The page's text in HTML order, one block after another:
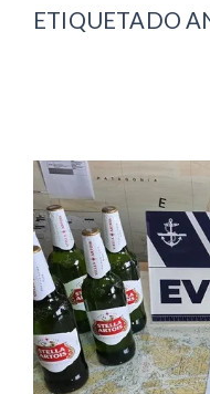
ETIQUETADO